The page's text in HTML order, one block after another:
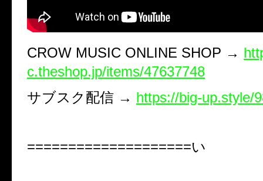
CROW MUSIC ONLINE SHOP →
c.theshop.jp/items/47637748
サブスク配信 → https://big-up.style/
====================い